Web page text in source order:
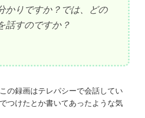
かりですか？では、どの
話すのですか？
の録画はテレパシーで会話してい
つけたとか書いてあったような気